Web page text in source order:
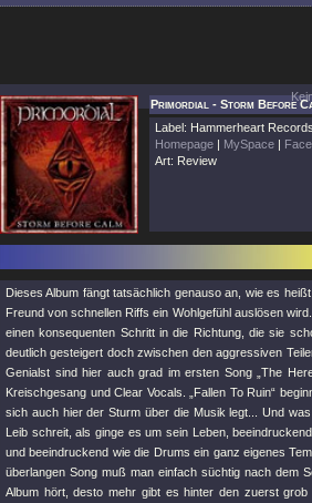
Primordial - Storm Before
Label: Hammerheart Records
Homepage | MySpace |
Art: Review
Dieses Album fängt tatsächlich genauso an, wie es
Freund von schnellen Riffs ein Wohlgefühl auslösen
einen konsequenten Schritt in die Richtung, die sie
deutlich gesteigert doch zwischen den aggressiven
Genialst sind hier auch grad im ersten Song „The
Kreischgesang und Clear Vocals. „Fallen To Ruin“
sich auch hier der Sturm über die Musik legt... Und
Leib schreit, als ginge es um sein Leben,
und beeindruckend wie die Drums ein ganz eigenes
überlangen Song muß man einfach süchtig nach dem
Album hört, desto mehr gibt es hinter den zuerst